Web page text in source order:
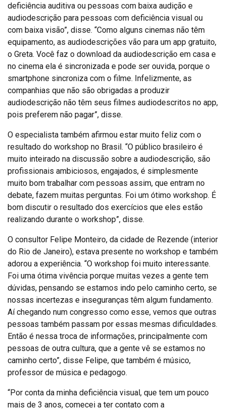
deficiência auditiva ou pessoas com baixa audição e
audiodescrição para pessoas com deficiência visual ou
com baixa visão”, disse. “Como alguns cinemas não têm
equipamento, as audiodescrições vão para um app gratuito,
o Greta. Você faz o download da audiodescrição em casa e
no cinema ela é sincronizada e pode ser ouvida, porque o
smartphone sincroniza com o filme. Infelizmente, as
companhias que não são obrigadas a produzir
audiodescrição não têm seus filmes audiodescritos no app,
pois preferem não pagar”, disse.
O especialista também afirmou estar muito feliz com o
resultado do workshop no Brasil. “O público brasileiro é
muito inteirado na discussão sobre a audiodescrição, são
profissionais ambiciosos, engajados, é simplesmente
muito bom trabalhar com pessoas assim, que entram no
debate, fazem muitas perguntas. Foi um ótimo workshop. É
bom discutir o resultado dos exercícios que eles estão
realizando durante o workshop”, disse.
O consultor Felipe Monteiro, da cidade de Rezende (interior
do Rio de Janeiro), estava presente no workshop e também
adorou a experiência. “O workshop foi muito interessante.
Foi uma ótima vivência porque muitas vezes a gente tem
dúvidas, pensando se estamos indo pelo caminho certo, se
nossas incertezas e inseguranças têm algum fundamento.
Aí chegando num congresso como esse, vemos que outras
pessoas também passam por essas mesmas dificuldades.
Então é nessa troca de informações, principalmente com
pessoas de outra cultura, que a gente vê se estamos no
caminho certo”, disse Felipe, que também é músico,
professor de música e pedagogo.
“Por conta da minha deficiência visual, que tem um pouco
mais de 3 anos, comecei a ter contato com a